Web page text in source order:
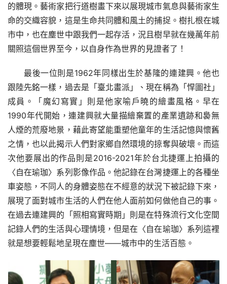
的體現。藝術家把行道樹畫下來以展現城市氣息與藝術家生
命的交織容貌，這是生命共同體和風土的捕捉。樹扎根在城
市中，也在塵世中跟我們一起存活，況且樹早就在幾萬年前
關照這個世界至今，以自身作為世界的見證者了！
最後一位則是1962年同樣出生於基隆的連建興。他也
跟陸先銘一樣，過去是「臺北畫派」、現在稱為「悍圖社」
成員。「魔幻寫實」則是他家喻戶曉的繪畫風格。早在
1990年代開始，連建興就大量描繪棄置的產業遺跡和裊無
人煙的荒廢地景，藉此寄望能重塑他童年的生活記憶與懷舊
之情，也以此揭示人們對家鄉自然環境的掠奪與破壞。而這
次他要展出的作品則是2016-2021年於台北捷運上拍攝的
〈自在瑜珈〉系列影像作品。他記錄在台灣捷運上的各種坐
車姿態，不同人的身體姿態在不經意的狀況下被記錄下來，
展現了面對城市生活的人們在他人面前如何做他自己的事。
在過去連建興的「照相寫實時期」則是在特殊流行文化空間
記錄人們的生活與心理情境，但是在〈自在瑜珈〉系列這裡
就是想要輕鬆地呈現在塵世——城市中的生活百態。